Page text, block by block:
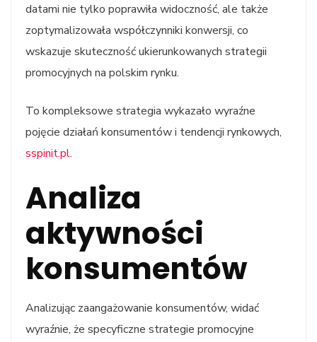
datami nie tylko poprawiła widoczność, ale także
zoptymalizowała współczynniki konwersji, co
wskazuje skuteczność ukierunkowanych strategii
promocyjnych na polskim rynku.
To kompleksowe strategia wykazało wyraźne
pojęcie działań konsumentów i tendencji rynkowych,
sspinit.pl.
Analiza
aktywności
konsumentów
Analizując zaangażowanie konsumentów, widać
wyraźnie, że specyficzne strategie promocyjne